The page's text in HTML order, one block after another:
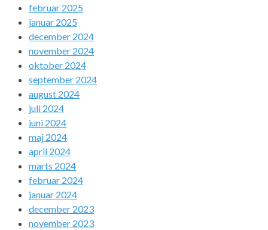
februar 2025
januar 2025
december 2024
november 2024
oktober 2024
september 2024
august 2024
juli 2024
juni 2024
maj 2024
april 2024
marts 2024
februar 2024
januar 2024
december 2023
november 2023